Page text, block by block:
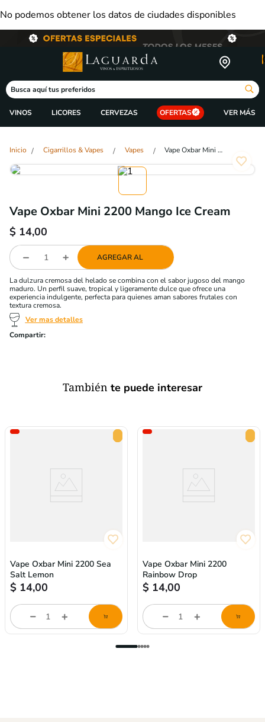
No podemos obtener los datos de ciudades disponibles
Busca aquí tus preferidos
VINOS LICORES CERVEZAS OFERTAS
Cigarrillos & Vapes Vapes Vape Oxbar Mini 2200 Mango Ice Cream
Vape Oxbar Mini 2200 Mango Ice Cream
$ 14,00
AGREGAR AL
La dulzura cremosa del helado se combina con el sabor jugoso del mango
maduro. Un perfil suave, tropical y ligeramente dulce que ofrece una
experiencia indulgente, perfecta para quienes aman sabores frutales con
textura cremosa.
Ver mas detalles
También te puede interesar
Vape Oxbar Mini 2200 Sea
Salt Lemon
$ 14,00
store/product-
list.quantityStepper.label
Vape Oxbar Mini 2200
Rainbow Drop
$ 14,00
store/product-